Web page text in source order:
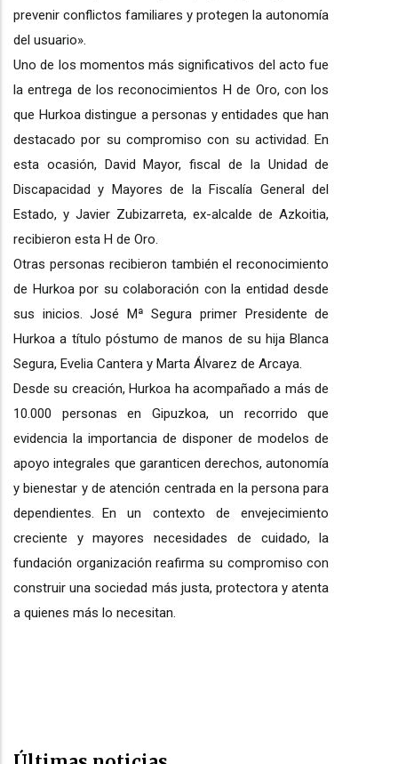
prevenir conflictos familiares y protegen la autonomía
del usuario».
Uno de los momentos más significativos del acto fue
la entrega de los reconocimientos H de Oro, con los
que Hurkoa distingue a personas y entidades que han
destacado por su compromiso con su actividad. En
esta ocasión, David Mayor, fiscal de la Unidad de
Discapacidad y Mayores de la Fiscalía General del
Estado, y Javier Zubizarreta, ex-alcalde de Azkoitia,
recibieron esta H de Oro.
Otras personas recibieron también el reconocimiento
de Hurkoa por su colaboración con la entidad desde
sus inicios. José Mª Segura primer Presidente de
Hurkoa a título póstumo de manos de su hija Blanca
Segura, Evelia Cantera y Marta Álvarez de Arcaya.
Desde su creación, Hurkoa ha acompañado a más de
10.000 personas en Gipuzkoa, un recorrido que
evidencia la importancia de disponer de modelos de
apoyo integrales que garanticen derechos, autonomía
y bienestar y de atención centrada en la persona para
dependientes. En un contexto de envejecimiento
creciente y mayores necesidades de cuidado, la
fundación organización reafirma su compromiso con
construir una sociedad más justa, protectora y atenta
a quienes más lo necesitan.